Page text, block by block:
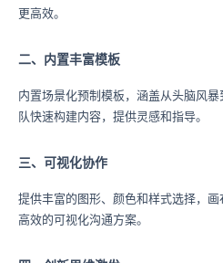
更高效。
二、内置丰富模板
内置场景化预制模板，涵盖从头脑风
队快速构建内容，提供灵感和指导。
三、可视化协作
提供丰富的图形、颜色和样式选择，
高效的可视化沟通方案。